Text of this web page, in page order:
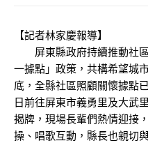
【記者林家慶報導】
屏東縣政府持續推動社區
一據點」政策，共構希望城
底，全縣社區照顧關懷據點
日前往屏東市義勇里及大武
揭牌，現場長輩們熱情迎接
操、唱歌互動，縣長也親切